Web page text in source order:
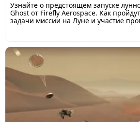
Узнайте о предстоящем запуске
Ghost от Firefly Aerospace. Как
задачи миссии на Луне и участие